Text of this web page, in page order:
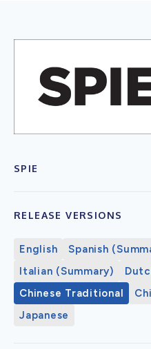
SPIE
RELEASE VERSIONS
English Spanish
Italian (Summary)
Chinese Traditional
Japanese